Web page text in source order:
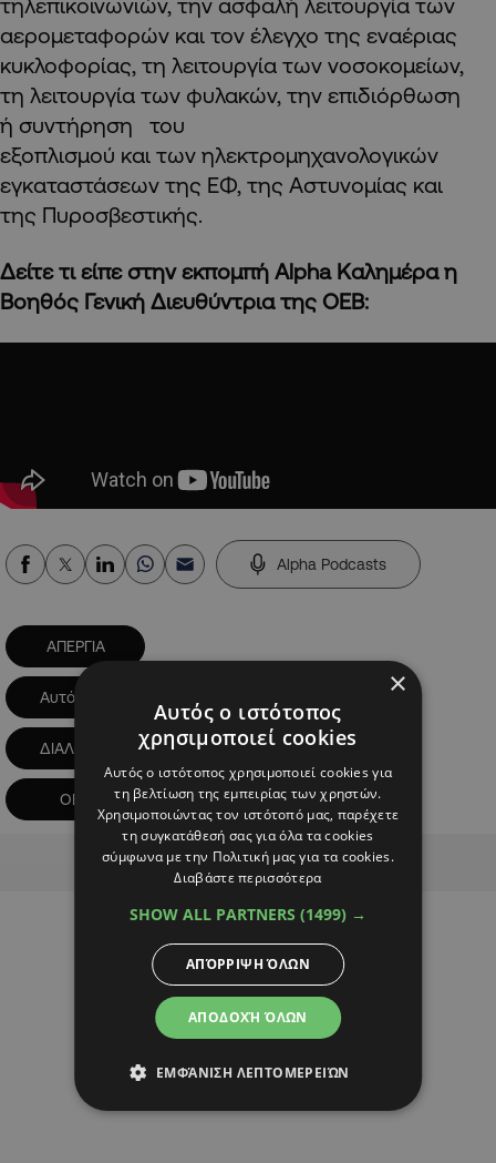
αερομεταφορών και τον έλεγχο της εναέριας
κυκλοφορίας, τη λειτουργία των νοσοκομείων,
τη λειτουργία των φυλακών, την επιδιόρθωση
ή συντήρηση του
εξοπλισμού και των ηλεκτρομηχανολογικών
εγκαταστάσεων της ΕΦ, της Αστυνομίας και
της Πυροσβεστικής.
Δείτε τι είπε στην εκπομπή Alpha Καλημέρα η
Βοηθός Γενική Διευθύντρια της ΟΕΒ:
Alpha Podcasts
ΑΠΕΡΓΙΑ
Αυτόματη Τιμαριθμική Αναπροσαρμογή
ΔΙΑΛΟΓΟΣ ΜΙΧΑΛΗΣ ΑΝΤΩΝΙΟΥ
ΟΕΒ
×
Αυτός ο ιστότοπος
χρησιμοποιεί cookies
Αυτός ο ιστότοπος χρησιμοποιεί cookies για
τη βελτίωση της εμπειρίας των χρηστών.
Χρησιμοποιώντας τον ιστότοπό μας, παρέχετε
τη συγκατάθεσή σας για όλα τα cookies
σύμφωνα με την Πολιτική μας για τα cookies.
Διαβάστε περισσότερα
SHOW ALL PARTNERS (1499) →
ΑΠΟΔΟΧΉ ΌΛΩΝ
ΑΠΌΡΡΙΨΗ ΌΛΩΝ
ΕΜΦΆΝΙΣΗ ΛΕΠΤΟΜΕΡΕΙΏΝ